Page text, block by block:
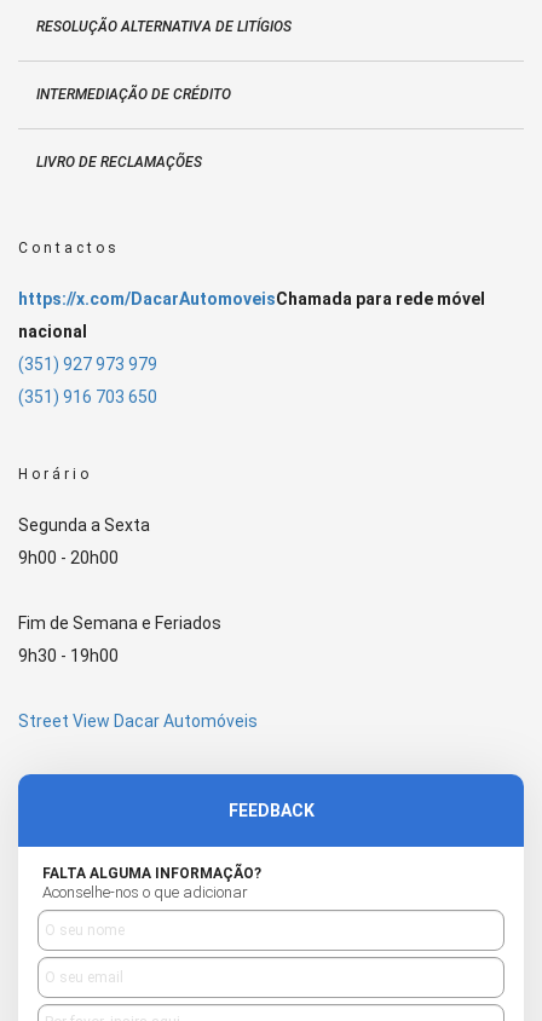
RESOLUÇÃO ALTERNATIVA DE LITÍGIOS
INTERMEDIAÇÃO DE CRÉDITO
LIVRO DE RECLAMAÇÕES
Contactos
https://x.com/DacarAutomoveisChamada para rede móvel
nacional
(351) 927 973 979
(351) 916 703 650
Horário
Segunda a Sexta
9h00 - 20h00
Fim de Semana e Feriados
9h30 - 19h00
Street View Dacar Automóveis
FEEDBACK
FALTA ALGUMA INFORMAÇÃO?
Aconselhe-nos o que adicionar